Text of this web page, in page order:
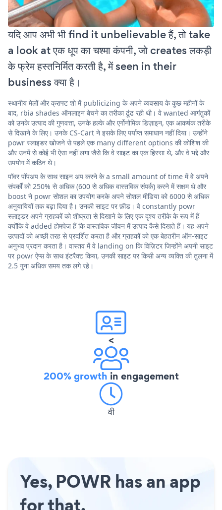
यदि आप अभी भी find it unbelievable हैं, तो take
a look at एक धूप का चश्मा कंपनी, जो creates लकड़ी
के फ्रेम हस्तनिर्मित करती है, में seen in their
business क्या है।
स्थानीय मेलों और क्राफ्ट शो में publicizing के अपने व्यवसाय के कुछ महीनों के
बाद, rbia shades ऑनलाइन बेचने का तरीका ढूंढ रही थी। वे wanted आगंतुकों
को उनके उत्पाद की गुणवत्ता, उनके हल्के और एर्गोनोमिक डिज़ाइन, एक आकर्षक तरीके
से दिखाने के लिए। उनके CS-Cart ने इसके लिए पर्याप्त समाधान नहीं दिया। उन्होंने
powr स्लाइडर खोजने से पहले एक many different options की कोशिश की
और उनमें से कोई भी ऐसा नहीं लगा जैसे कि वे साइट का एक हिस्सा थे, और वे भद्दे और
उपयोग में कठिन थे।
पॉवर पॉपअप के साथ साइन अप करने के a small amount of time में वे अपने
संपर्कों को 250% से अधिक (600 से अधिक वास्तविक संपर्क) करने में सक्षम थे और
boost ने powr सोशल का उपयोग करके अपने सोशल मीडिया को 6000 से अधिक
अनुयायियों तक बढ़ा दिया है। उनकी साइट पर फ़ीड। वे constantly powr
स्लाइडर अपने ग्राहकों को शीघ्रता से दिखाने के लिए एक दृश्य तरीके के रूप में हैं
क्योंकि वे added होमपेज हैं कि वास्तविक जीवन में उत्पाद कैसे दिखते हैं। यह अपने
उत्पादों को अच्छी तरह से प्रदर्शित करता है और ग्राहकों को एक बेहतरीन ऑन-साइट
अनुभव प्रदान करता है। वास्तव में वे landing on कि विज़िटर जिन्होंने अपनी साइट
पर powr ऐप्स के साथ इंटरैक्ट किया, उनकी साइट पर किसी अन्य व्यक्ति की तुलना में
2.5 गुना अधिक समय तक लगे रहे।
<
200% growth in engagement
वी
Yes, POWR has an app
for that.